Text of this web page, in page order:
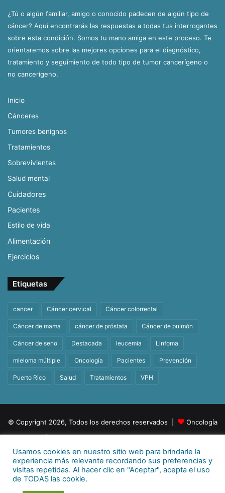
¿Tú o algún familiar, amigo o conocido padecen de algún tipo de
cáncer? Aquí encontrarás las respuestas a todas tus interrogantes
sobre esta condición. Somos tu mano amiga en este proceso. Te
orientaremos sobre las mejores opciones para el diagnóstico,
tratamiento y seguimiento de todo tipo de tumor cancerígeno o
no cancerígeno.
Inicio
Cánceres
Tumores benignos
Tratamientos
Sobrevivientes
Salud mental
Cuidadores
Pacientes
Estilo de vida
Alimentación
Ejercicios
Etiquetas
cancer Cáncer cervical Cáncer colorrectal
Cáncer de mama cáncer de próstata Cáncer de pulmón
Cáncer de seno Destacada leucemia Linfoma
mieloma múltiple Oncología Pacientes Prevención
Puerto Rico Salud Tratamientos VPH
© Copyright 2026, Todos los derechos reservados |
Oncología
Para más información
E-mail:info@behealthpr.com
FacebookTwitter
Usamos cookies en nuestro sitio web para brindarle la
experiencia más relevante recordando sus preferencias y
visitas repetidas. Al hacer clic en "Aceptar", acepta el uso
de TODAS las cookie.